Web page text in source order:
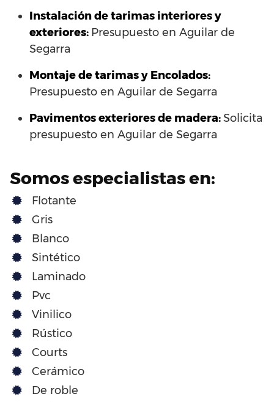
Instalación de tarimas interiores y
exteriores: Presupuesto en Aguilar de
Segarra
Montaje de tarimas y Encolados:
Presupuesto en Aguilar de Segarra
Pavimentos exteriores de madera:Solicita
presupuesto en Aguilar de Segarra
Somos especialistas en:
Flotante
Gris
Blanco
Sintético
Laminado
Pvc
Vinilico
Rústico
Courts
Cerámico
De roble